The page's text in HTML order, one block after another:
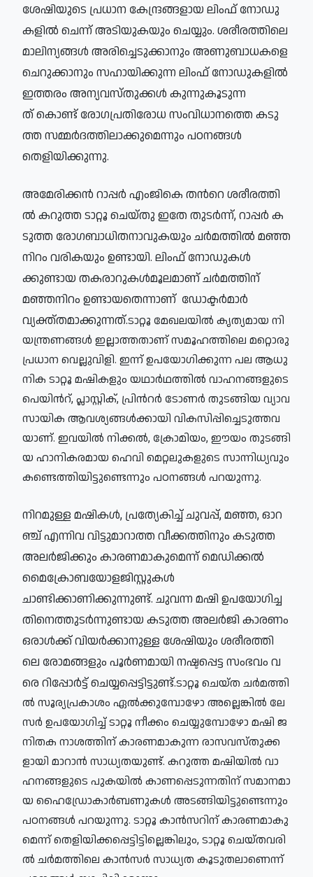
ശേ​ഷി​യു​ടെ പ്ര​ധാ​ന കേ​ന്ദ്ര​ങ്ങ​ളാ​യ ലിം​ഫ് നോ​ഡു​
ക​ളി​ൽ ചെ​ന്ന് അ​ടി​യു​ക​യും ചെയ്യും. ശ​രീ​ര​ത്തി​ലെ
മാ​ലി​ന്യ​ങ്ങ​ൾ അ​രി​ച്ചെ​ടു​ക്കാ​നും അ​ണു​ബാ​ധ​ക​ളെ
ചെ​റു​ക്കാ​നും സ​ഹാ​യി​ക്കു​ന്ന ലിം​ഫ് നോ​ഡു​ക​ളി​ൽ
ഇ​ത്ത​രം അ​ന്യ​വ​സ്തു​ക്ക​ൾ കു​ന്നു​കൂ​ടു​ന്ന​
ത് കൊണ്ട് രോ​ഗ​പ്ര​തി​രോ​ധ സം​വി​ധാ​ന​ത്തെ ക​ടു​
ത്ത സ​മ്മ​ർദ​ത്തി​ലാക്കുമെന്നും പഠനങ്ങൾ
തെളിയിക്കുന്നു.
അ​മേ​രി​ക്ക​ൻ റാ​പ്പ​ർ എം​ജി​കെ തന്‍റെ ശ​രീ​ര​ത്തി​
ൽ ക​റു​ത്ത ടാ​റ്റൂ ചെയ്തു ഇതേ തുടർന്ന്, റാപ്പർ ക​
ടു​ത്ത രോ​ഗ​ബാ​ധി​ത​നാ​വു​ക​യും ച​ർമ​ത്തി​ൽ മ​ഞ്ഞ​
നി​റം വ​രി​ക​യും ഉണ്ടായി. ലിം​ഫ് നോ​ഡു​ക​ൾ​
ക്കുണ്ടായ തകരാറുകൾമൂലമാണ് ചർമത്തിന്
മഞ്ഞനിറം ഉണ്ടായതെന്നാണ് ഡോക്ടർമാർ
വ്യക്ത്തമാക്കുന്നത്.ടാ​റ്റൂ മേ​ഖ​ല​യി​ൽ കൃ​ത്യ​മാ​യ നി​
യ​ന്ത്ര​ണ​ങ്ങ​ൾ ഇ​ല്ലാ​ത്ത​താ​ണ് സമൂഹത്തിലെ മ​റ്റൊ​രു
പ്ര​ധാ​ന വെ​ല്ലു​വി​ളി. ഇ​ന്ന് ഉ​പ​യോ​ഗി​ക്കു​ന്ന പ​ല ആ​ധു​
നി​ക ടാ​റ്റൂ മ​ഷി​ക​ളും യ​ഥാ​ർഥ​ത്തി​ൽ വാ​ഹ​ന​ങ്ങ​ളു​ടെ
പെ​യി​ന്‍റ്, പ്ലാ​സ്റ്റി​ക്, പ്രിന്‍റ​ർ ടോ​ണ​ർ തു​ട​ങ്ങി​യ വ്യാ​വ​
സാ​യി​ക ആ​വ​ശ്യ​ങ്ങ​ൾ​ക്കാ​യി വി​ക​സി​പ്പി​ച്ചെ​ടു​ത്ത​വ​
യാ​ണ്. ഇ​വ​യി​ൽ നി​ക്ക​ൽ, ക്രോ​മി​യം, ഈ​യം തു​ട​ങ്ങി​
യ ഹാ​നി​ക​ര​മാ​യ ഹെ​വി മെ​റ്റ​ലു​ക​ളു​ടെ സാ​ന്നി​ധ്യ​വും
ക​ണ്ടെ​ത്തി​യി​ട്ടുണ്ടെന്നും പഠനങ്ങൾ പറയുന്നു.
നി​റ​മു​ള്ള മ​ഷി​ക​ൾ, പ്ര​ത്യേ​കി​ച്ച് ചു​വ​പ്പ്, മ​ഞ്ഞ, ഓ​റ​
ഞ്ച് എ​ന്നി​വ വി​ട്ടു​മാ​റാ​ത്ത വീ​ക്ക​ത്തി​നും ക​ടു​ത്ത
അ​ല​ർ​ജിക്കും കാ​ര​ണ​മാ​കുമെന്ന് മെ​ഡി​ക്ക​ൽ
മൈ​ക്രോ​ബ​യോ​ള​ജി​സ്റ്റുകൾ
ചാണ്ടിക്കാണിക്കുന്നുണ്ട്. ചു​വ​ന്ന മ​ഷി ഉ​പ​യോ​ഗി​ച്ച​
തി​നെത്തു​ട​ർ​ന്നു​ണ്ടാ​യ ക​ടു​ത്ത അ​ല​ർ​ജി കാ​ര​ണം
ഒ​രാ​ൾ​ക്ക് വി​യ​ർ​ക്കാ​നു​ള്ള ശേ​ഷി​യും ശ​രീ​ര​ത്തി​
ലെ രോ​മ​ങ്ങ​ളും പൂ​ർ​ണമാ​യി ന​ഷ്ട​പ്പെ​ട്ട സം​ഭ​വം വ​
രെ റി​പ്പോ​ർ​ട്ട് ചെ​യ്യ​പ്പെ​ട്ടി​ട്ടു​ണ്ട്.ടാ​റ്റൂ ചെ​യ്ത ച​ർ​മ​ത്തി​
ൽ സൂ​ര്യ​പ്ര​കാ​ശം ഏ​ൽ​ക്കു​മ്പോ​ഴോ അ​ല്ലെ​ങ്കി​ൽ ലേ​
സ​ർ ഉ​പ​യോ​ഗി​ച്ച് ടാ​റ്റൂ നീ​ക്കം ചെ​യ്യു​മ്പോ​ഴോ ​മ​ഷി ജ​
നി​ത​ക നാ​ശ​ത്തി​ന് കാ​ര​ണ​മാ​കു​ന്ന രാ​സ​വ​സ്തു​ക്ക​
ളാ​യി മാ​റാ​ൻ സാ​ധ്യ​ത​യു​ണ്ട്. ക​റു​ത്ത മ​ഷി​യി​ൽ വാ​
ഹ​ന​ങ്ങ​ളു​ടെ പു​ക​യി​ൽ കാ​ണ​പ്പെ​ടു​ന്ന​തി​ന് സ​മാ​ന​മാ​
യ ഹൈ​ഡ്രോ​കാ​ർ​ബ​ണു​ക​ൾ അ​ട​ങ്ങി​യി​ട്ടു​ണ്ടെ​ന്നും
പ​ഠ​ന​ങ്ങ​ൾ പ​റ​യു​ന്നു. ടാ​റ്റൂ കാ​ൻ​സ​റി​ന് കാ​ര​ണ​മാ​കു​
മെ​ന്ന് തെ​ളി​യി​ക്ക​പ്പെ​ട്ടി​ട്ടി​ല്ലെ​ങ്കി​ലും, ടാ​റ്റൂ ചെ​യ്ത​വ​രി​
ൽ ച​ർമ​ത്തി​ലെ കാ​ൻ​സ​ർ സാ​ധ്യ​ത കൂ​ടു​ത​ലാ​ണെ​ന്ന്